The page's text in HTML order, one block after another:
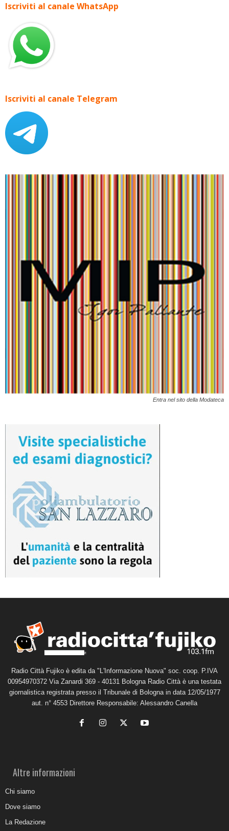
Iscriviti al canale WhatsApp
Iscriviti al canale Telegram
Entra nel sito della Modateca
Radio Città Fujiko è edita da "L'Informazione Nuova" soc. coop. P.IVA
00954970372 Via Zanardi 369 - 40131 Bologna Radio Città è una testata
giornalistica registrata presso il Tribunale di Bologna in data 12/05/1977
aut. n° 4553 Direttore Responsabile: Alessandro Canella
Altre informazioni
Chi siamo
Dove siamo
La Redazione